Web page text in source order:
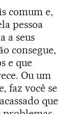
comum e,
pessoa
a seus
consegue,
e que
Ou um
faz você se
que